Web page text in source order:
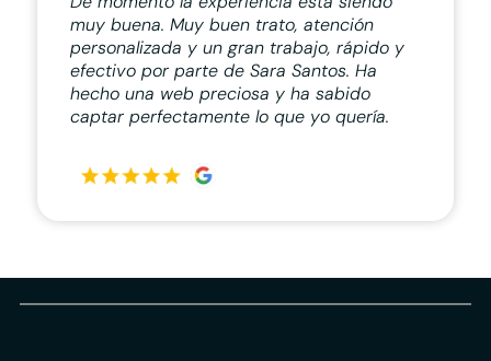
muy buena. Muy buen trato, atención
personalizada y un gran trabajo, rápido y
efectivo por parte de Sara Santos. Ha
hecho una web preciosa y ha sabido
captar perfectamente lo que yo quería.